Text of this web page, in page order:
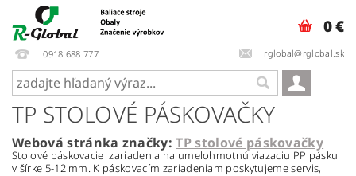
0918 688 777 rglobal@rglobal.sk
0 €
TP STOLOVÉ PÁSKOVAČKY
Webová stránka značky:TP stolové páskovačky
Stolové páskovacie zariadenia na umelohmotnú viazaciu PP pásku
v šírke 5-12 mm. K páskovacím zariadeniam poskytujeme servis,